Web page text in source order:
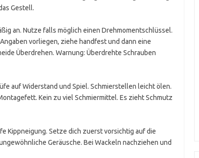
Gestell.
an. Nutze falls möglich einen Drehmomentschlüssel.
vorliegen, ziehe handfest und dann eine
Überdrehen. Warnung: Überdrehte Schrauben
auf Widerstand und Spiel. Schmierstellen leicht ölen.
Kein zu viel Schmiermittel. Es zieht Schmutz
Kippneigung. Setze dich zuerst vorsichtig auf die
Geräusche. Bei Wackeln nachziehen und